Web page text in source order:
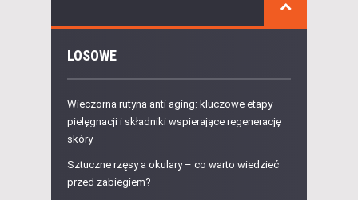
LOSOWE
Wieczorna rutyna anti aging: kluczowe etapy
pielęgnacji i składniki wspierające regenerację
skóry
Sztuczne rzęsy a okulary – co warto wiedzieć
przed zabiegiem?